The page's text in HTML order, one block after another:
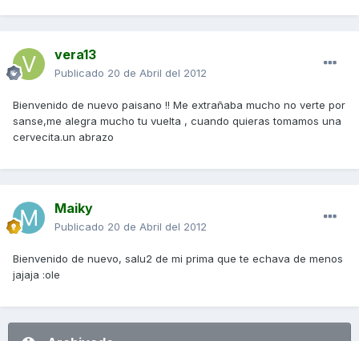
vera13
Publicado 20 de Abril del 2012
Bienvenido de nuevo paisano !! Me extrañaba mucho no verte por
sanse,me alegra mucho tu vuelta , cuando quieras tomamos una
cervecita.un abrazo
Maiky
Publicado 20 de Abril del 2012
Bienvenido de nuevo, salu2 de mi prima que te echava de menos
jajaja :ole